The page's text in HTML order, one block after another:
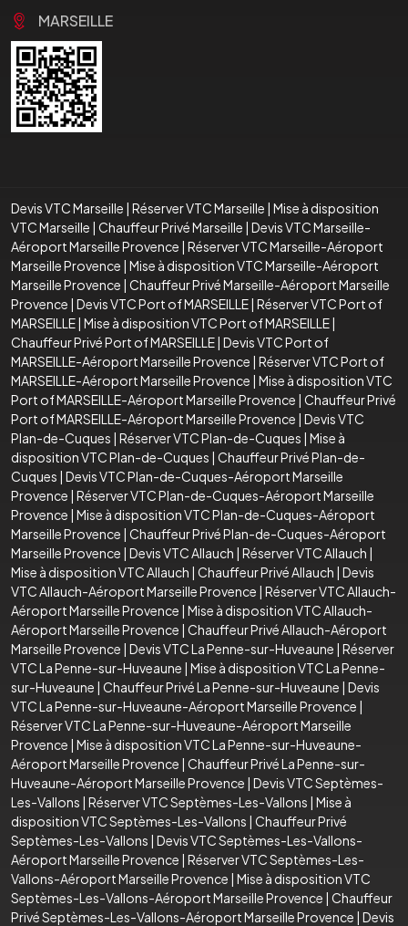
MARSEILLE
Devis VTC Marseille | Réserver VTC Marseille | Mise à disposition
VTC Marseille | Chauffeur Privé Marseille | Devis VTC Marseille-
Aéroport Marseille Provence | Réserver VTC Marseille-Aéroport
Marseille Provence | Mise à disposition VTC Marseille-Aéroport
Marseille Provence | Chauffeur Privé Marseille-Aéroport Marseille
Provence | Devis VTC Port of MARSEILLE| Réserver VTC Port of
MARSEILLE| Mise à disposition VTC Port of MARSEILLE|
Chauffeur Privé Port of MARSEILLE| Devis VTC Port of
MARSEILLE-Aéroport Marseille Provence | Réserver VTC Port of
MARSEILLE-Aéroport Marseille Provence | Mise à disposition VTC
Port of MARSEILLE-Aéroport Marseille Provence | Chauffeur Privé
Port of MARSEILLE-Aéroport Marseille Provence | Devis VTC
Plan-de-Cuques | Réserver VTC Plan-de-Cuques | Mise à
disposition VTC Plan-de-Cuques | Chauffeur Privé Plan-de-
Cuques | Devis VTC Plan-de-Cuques-Aéroport Marseille
Provence | Réserver VTC Plan-de-Cuques-Aéroport Marseille
Provence | Mise à disposition VTC Plan-de-Cuques-Aéroport
Marseille Provence | Chauffeur Privé Plan-de-Cuques-Aéroport
Marseille Provence | Devis VTC Allauch | Réserver VTC Allauch |
Mise à disposition VTC Allauch | Chauffeur Privé Allauch | Devis
VTC Allauch-Aéroport Marseille Provence | Réserver VTC Allauch-
Aéroport Marseille Provence | Mise à disposition VTC Allauch-
Aéroport Marseille Provence | Chauffeur Privé Allauch-Aéroport
Marseille Provence | Devis VTC La Penne-sur-Huveaune | Réserver
VTC La Penne-sur-Huveaune | Mise à disposition VTC La Penne-
sur-Huveaune | Chauffeur Privé La Penne-sur-Huveaune | Devis
VTC La Penne-sur-Huveaune-Aéroport Marseille Provence |
Réserver VTC La Penne-sur-Huveaune-Aéroport Marseille
Provence | Mise à disposition VTC La Penne-sur-Huveaune-
Aéroport Marseille Provence | Chauffeur Privé La Penne-sur-
Huveaune-Aéroport Marseille Provence | Devis VTC Septèmes-
Les-Vallons | Réserver VTC Septèmes-Les-Vallons | Mise à
disposition VTC Septèmes-Les-Vallons | Chauffeur Privé
Septèmes-Les-Vallons | Devis VTC Septèmes-Les-Vallons-
Aéroport Marseille Provence | Réserver VTC Septèmes-Les-
Vallons-Aéroport Marseille Provence | Mise à disposition VTC
Septèmes-Les-Vallons-Aéroport Marseille Provence | Chauffeur
Privé Septèmes-Les-Vallons-Aéroport Marseille Provence | Devis